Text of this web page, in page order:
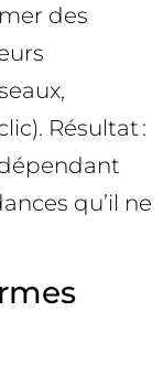
des
Résultat :
qu’il ne